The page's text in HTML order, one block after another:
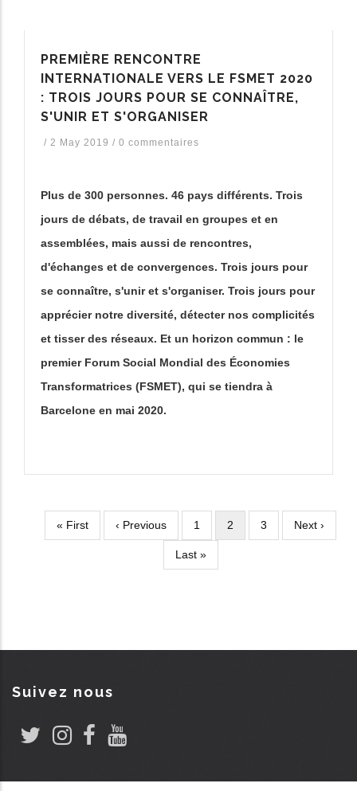
PREMIÈRE RENCONTRE
INTERNATIONALE VERS LE FSMET 2020
: TROIS JOURS POUR SE CONNAÎTRE,
S'UNIR ET S'ORGANISER
/ 2 May 2019 / 0 commentaires
Plus de 300 personnes. 46 pays différents. Trois
jours de débats, de travail en groupes et en
assemblées, mais aussi de rencontres,
d'échanges et de convergences. Trois jours pour
se connaître, s'unir et s'organiser. Trois jours pour
apprécier notre diversité, détecter nos complicités
et tisser des réseaux. Et un horizon commun : le
premier Forum Social Mondial des Économies
Transformatrices (FSMET), qui se tiendra à
Barcelone en mai 2020.
Pagination
Première
« First
Page
précédente
‹ Previous Page
1
Page
2 Page
3
Page
Next ›
Dernière
Last »
Suivez nous